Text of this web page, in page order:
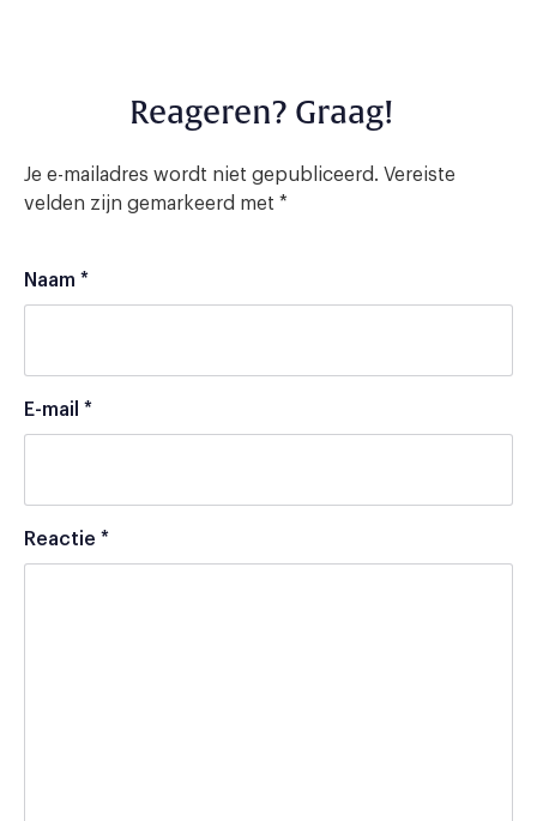
Reageren? Graag!
Je e-mailadres wordt niet gepubliceerd. Vereiste
velden zijn gemarkeerd met *
Naam *
E-mail *
Reactie *